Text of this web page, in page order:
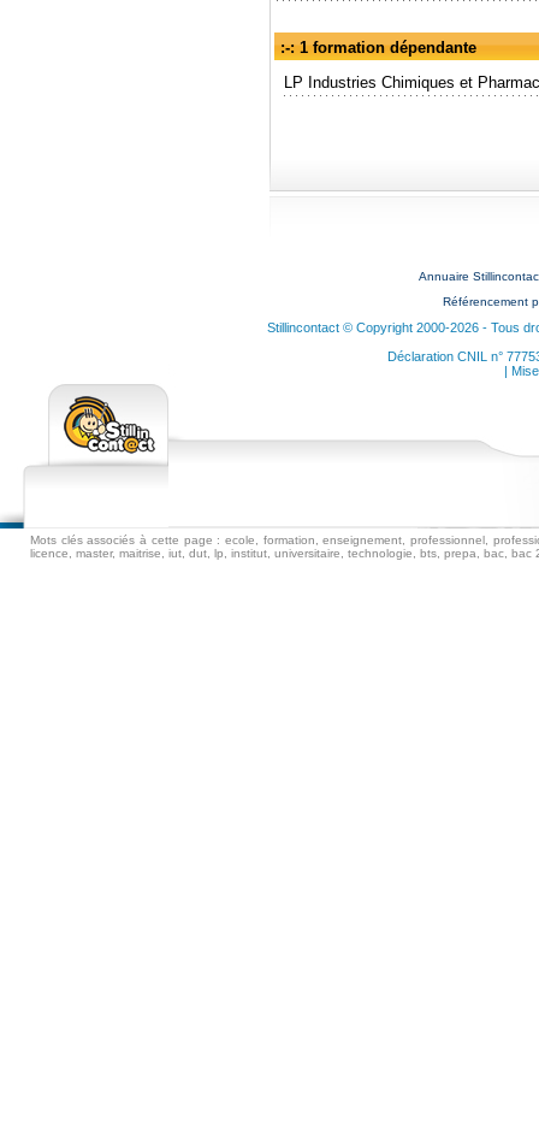
:-: 1 formation dépendante
LP Industries Chimiques et
Annuaire
Référencement
Stillincontact © Copyright 2000-2026 - Tous
Déclaration CNIL n°
|
Mots clés associés à cette page : ecole, formation, enseignement, professionnel,
licence, master, maitrise, iut, dut, lp, institut, universitaire, technologie, bts, prepa, bac,